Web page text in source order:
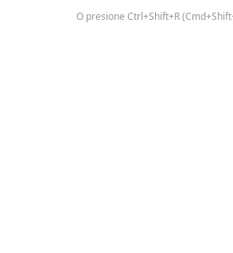
O presione Ctrl+Shift+R